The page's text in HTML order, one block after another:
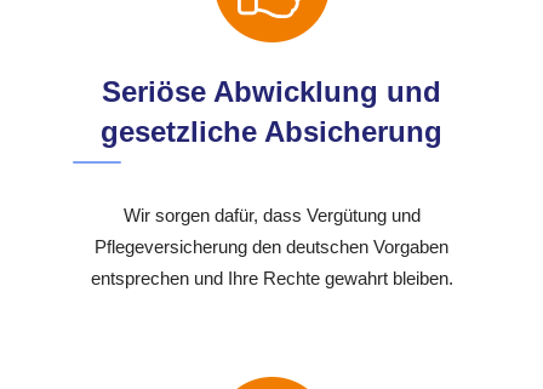
Seriöse Abwicklung und
gesetzliche Absicherung
Wir sorgen dafür, dass Vergütung und
Pflegeversicherung den deutschen Vorgaben
entsprechen und Ihre Rechte gewahrt bleiben.